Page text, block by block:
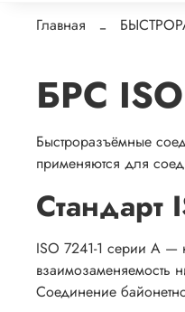
Главная
БРС
Быстроразъёмные
применяются для
Стандарт
ISO 7241-1 серии A —
взаимозаменяемость
Соединение